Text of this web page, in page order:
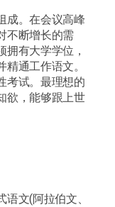
成。在会议高峰
不断增长的需
有大学学位，
通工作语文。
考试。最理想的
欲，能够跟上世
文(阿拉伯文、